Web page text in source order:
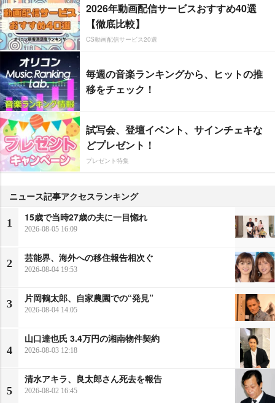
2026年動画配信サービスおすすめ40選
【徹底比較】
CS動画配信サービス20選
毎週の音楽ランキングから、ヒットの推
移をチェック！
試写会、登壇イベント、サインチェキな
どプレゼント！
プレゼント特集
ニュース記事アクセスランキング
1
15歳で当時27歳の夫に一目惚れ
2026-08-05 16:09
2
芸能界、海外への移住報告相次ぐ
2026-08-04 19:53
3
片岡鶴太郎、自家農園での“発見”
2026-08-04 14:05
4
山口達也氏 3.4万円の湘南物件契約
2026-08-03 12:18
5
清水アキラ、良太郎さん死去を報告
2026-08-02 16:45